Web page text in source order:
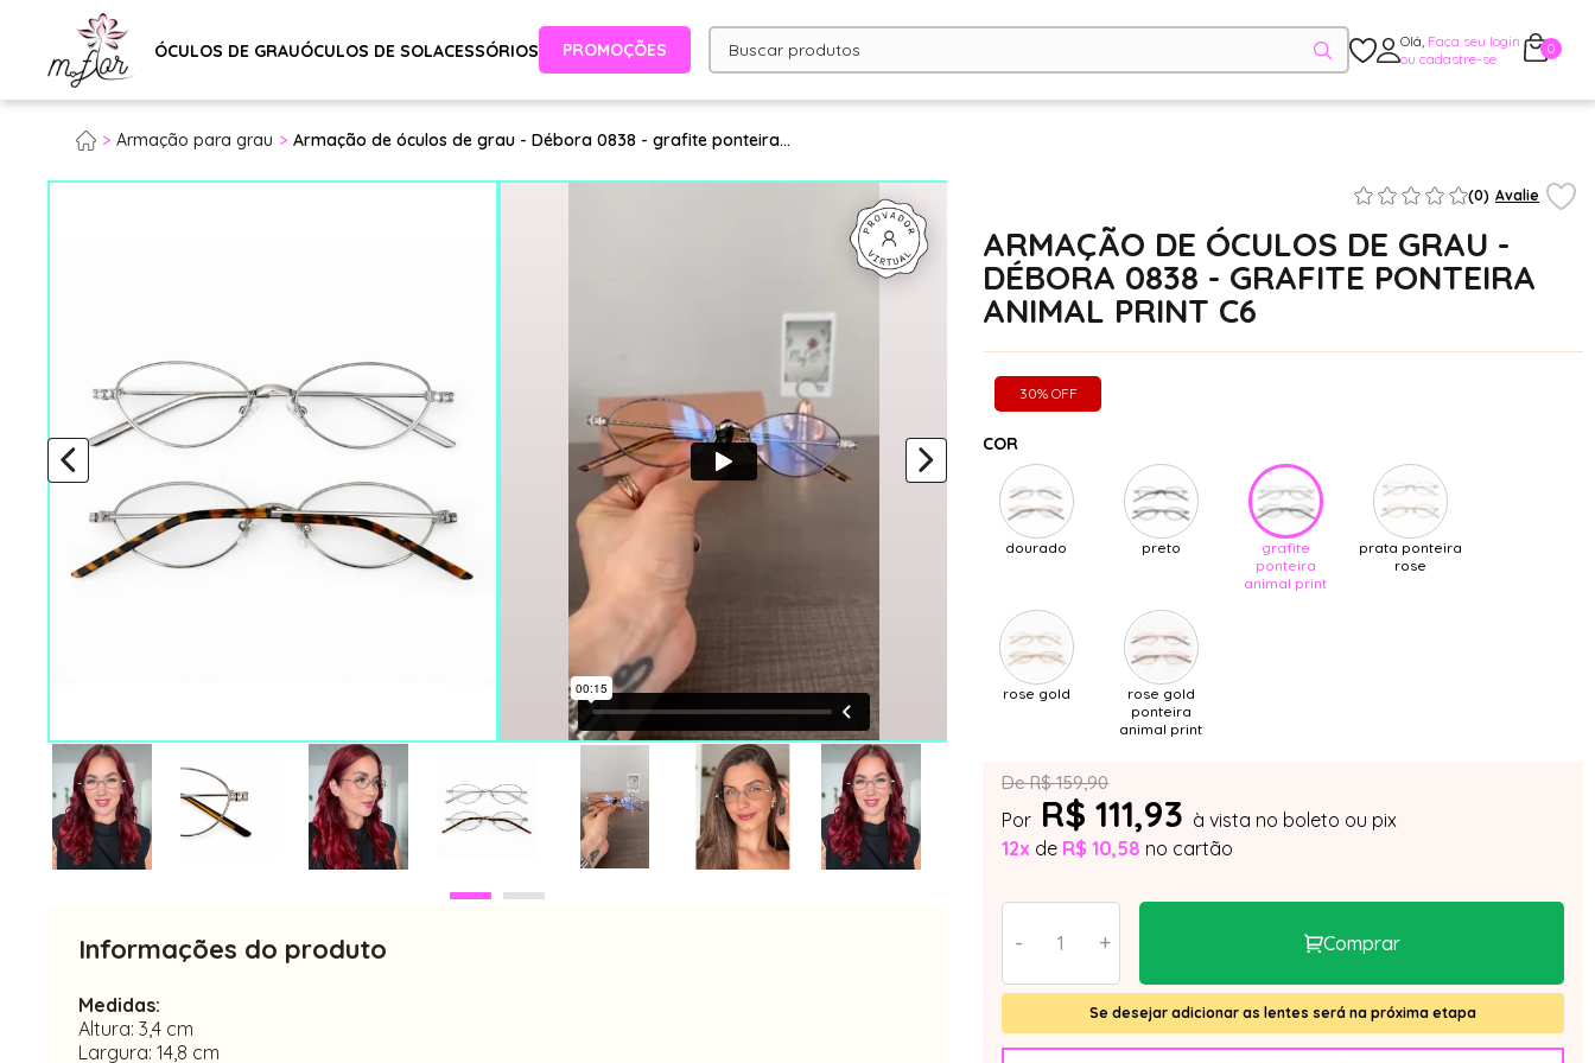
ÓCULOS DE GRAUÓCULOS DE SOLACESSÓRIOS PROMOÇÕES Olá, Faça seu login
ou cadastre-se
0
Armação para grau Armação de óculos de grau - Débora 0838 - grafite ponteira...
Informações do produto
Medidas:
Altura: 3,4 cm
Largura: 14,8 cm
(0) Avalie
ARMAÇÃO DE ÓCULOS DE GRAU -
DÉBORA 0838 - GRAFITE PONTEIRA
ANIMAL PRINT C6
30% OFF
COR
dourado preto
grafite
ponteira
animal print
prata ponteira
rose
rose gold
rose gold
ponteira
animal print
De R$ 159,90
Por R$ 111,93 à vista no boleto ou pix
12x de R$ 10,58 no cartão
- + Comprar
Se desejar adicionar as lentes será na próxima etapa